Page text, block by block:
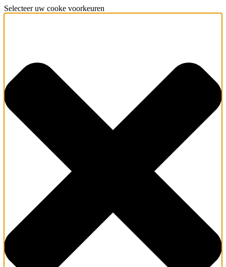
Selecteer uw cooke voorkeuren